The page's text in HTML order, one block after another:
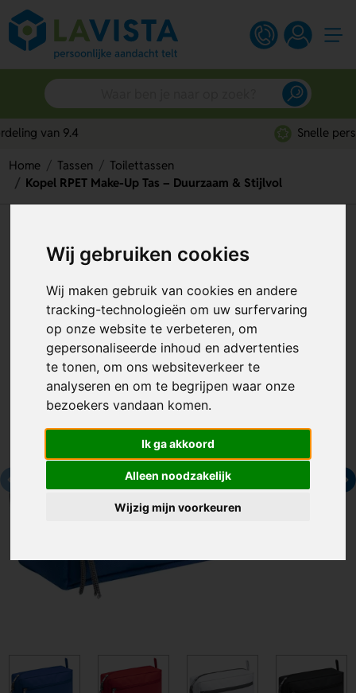
Wij gebruiken cookies
Wij maken gebruik van cookies en andere
tracking-technologieën om uw surfervaring
op onze website te verbeteren, om
gepersonaliseerde inhoud en advertenties
te tonen, om ons websiteverkeer te
analyseren en om te begrijpen waar onze
bezoekers vandaan komen.
Ik ga akkoord
Alleen noodzakelijk
Wijzig mijn voorkeuren
Home Tassen
Toilettassen
Kopel RPET Make-Up Tas – Duurzaam & Stijlvol
Duurzaam & Stijlvol
Artikelnummer: 258095